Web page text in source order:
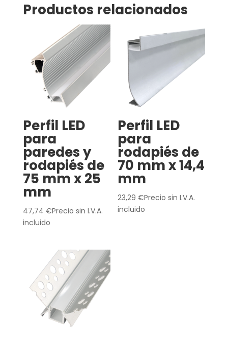
Productos relacionados
Perfil LED
para
paredes y
rodapiés de
75 mm x 25
mm
47,74 €Precio sin I.V.A.
incluido
Perfil LED
para
rodapiés de
70 mm x 14,4
mm
23,29€Precio sin I.V.A.
incluido